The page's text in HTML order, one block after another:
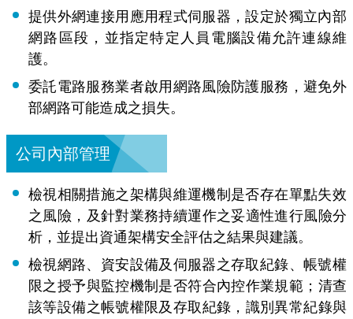
提供外網連接用應用程式伺服器，設定於獨立內部
網路區段，並指定特定人員電腦設備允許連線維
護。
委託電路服務業者啟用網路風險防護服務，避免外
部網路可能造成之損失。
公司內部管理
檢視相關措施之架構與維運機制是否存在單點失效
之風險，及針對業務持續運作之妥適性進行風險分
析，並提出資通架構安全評估之結果與建議。
檢視網路、資安設備及伺服器之存取紀錄、帳號權
限之授予與監控機制是否符合內控作業規範；清查
該等設備之帳號權限及存取紀錄，識別異常紀錄與